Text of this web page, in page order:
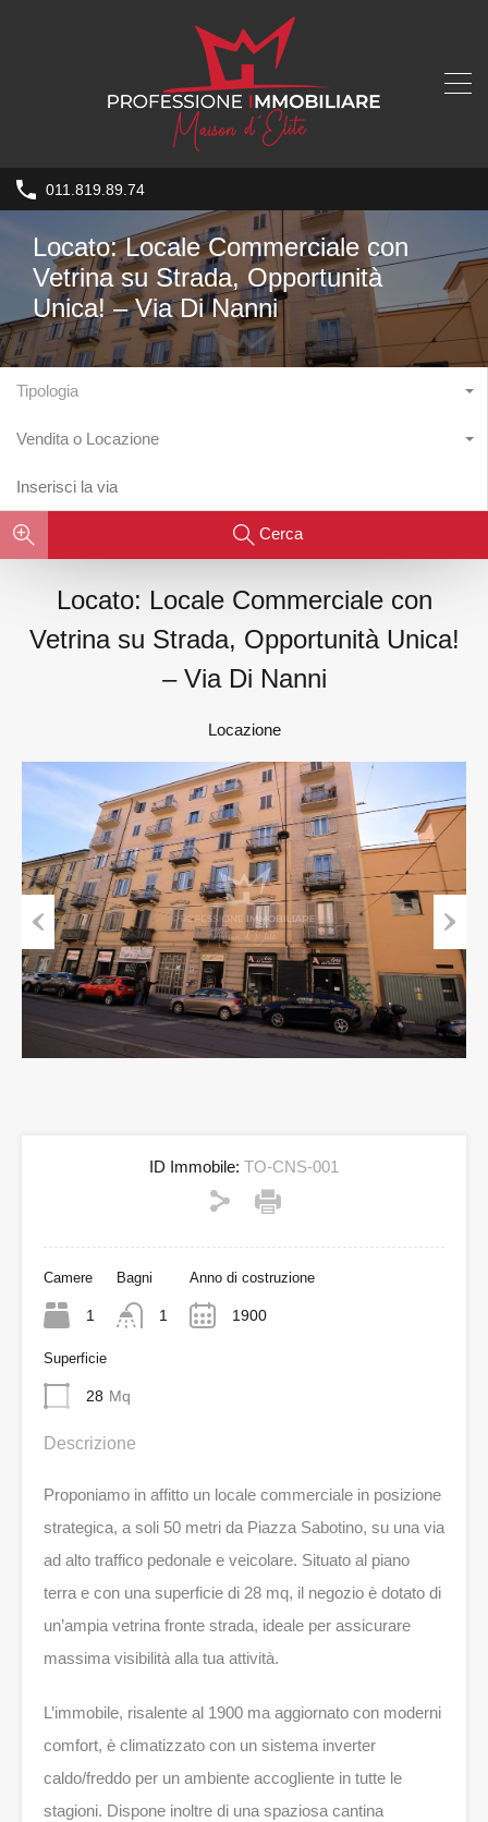
011.819.89.74
Locato: Locale Commerciale con
Vetrina su Strada, Opportunità
Unica! – Via Di Nanni
Tipologia
Vendita o Locazione
Cerca
Locato: Locale Commerciale con
Vetrina su Strada, Opportunità Unica!
– Via Di Nanni
Locazione
Previous Next
ID Immobile: TO-CNS-001
Camere
1
Bagni
1
Anno di costruzione
1900
Superficie
28 Mq
Descrizione
Proponiamo in affitto un locale commerciale in posizione
strategica, a soli 50 metri da Piazza Sabotino, su una via
ad alto traffico pedonale e veicolare. Situato al piano
terra e con una superficie di 28 mq, il negozio è dotato di
un’ampia vetrina fronte strada, ideale per assicurare
massima visibilità alla tua attività.
L’immobile, risalente al 1900 ma aggiornato con moderni
comfort, è climatizzato con un sistema inverter
caldo/freddo per un ambiente accogliente in tutte le
stagioni. Dispone inoltre di una spaziosa cantina